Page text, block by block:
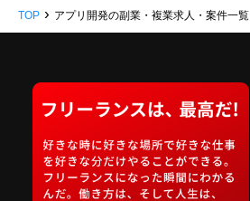
TOP › アプリ開発の副業・複業求人・案件一覧